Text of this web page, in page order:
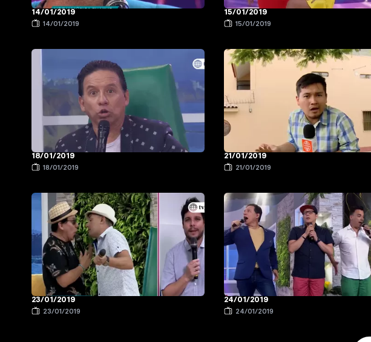
14/01/2019
14/01/2019
15/01/2019
15/01/2019
18/01/2019
18/01/2019
21/01/2019
21/01/2019
23/01/2019
23/01/2019
24/01/2019
24/01/2019